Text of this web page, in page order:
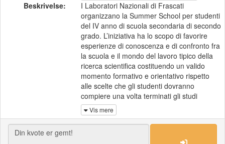
Beskrivelse:
I Laboratori Nazionali di Frascati
organizzano la Summer School per studenti
del IV anno di scuola secondaria di secondo
grado. L’iniziativa ha lo scopo di favorire
esperienze di conoscenza e di confronto fra
la scuola e il mondo del lavoro tipico della
ricerca scientifica costituendo un valido
momento formativo e orientativo rispetto
alle scelte che gli studenti dovranno
compiere una volta terminati gli studi
scolastici.
Scopri di più:
Vis mere